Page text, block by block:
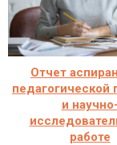
Отчет
педагогической
и научно-
работе